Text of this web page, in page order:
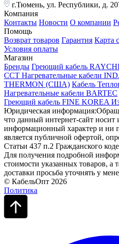
г.Тюмень, ул. Республики, д.
Компания
Контакты Новости О компании
Помощь
Возврат товаров Гарантия Карта
Условия оплаты
Магазин
Бренды Греющий кабель
ССТ Нагревательные кабели
THERMON (США) Кабель
Нагревательные кабели BARTEC
Греющий кабель FINE KOREA
Юридическая
что данный интернет-сайт носит
информационный характер и ни
является публичной офертой,
Статьи 437 п.2 Гражданского
Для получения подробной
стоимости указанных товаров, а
доставки просьба уточнять у
© КабельОпт 2026
Политика